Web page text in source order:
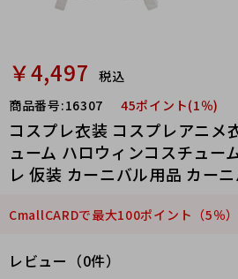
￥4,497
税込
商品番号:16307 45ポイント(1％)
コスプレ衣装 コスプレアニメ
ューム ハロウィンコスチュー
レ 仮装 カーニバル用品 カー
CmallCARDで最大100ポイント（5％
レビュー（0件）